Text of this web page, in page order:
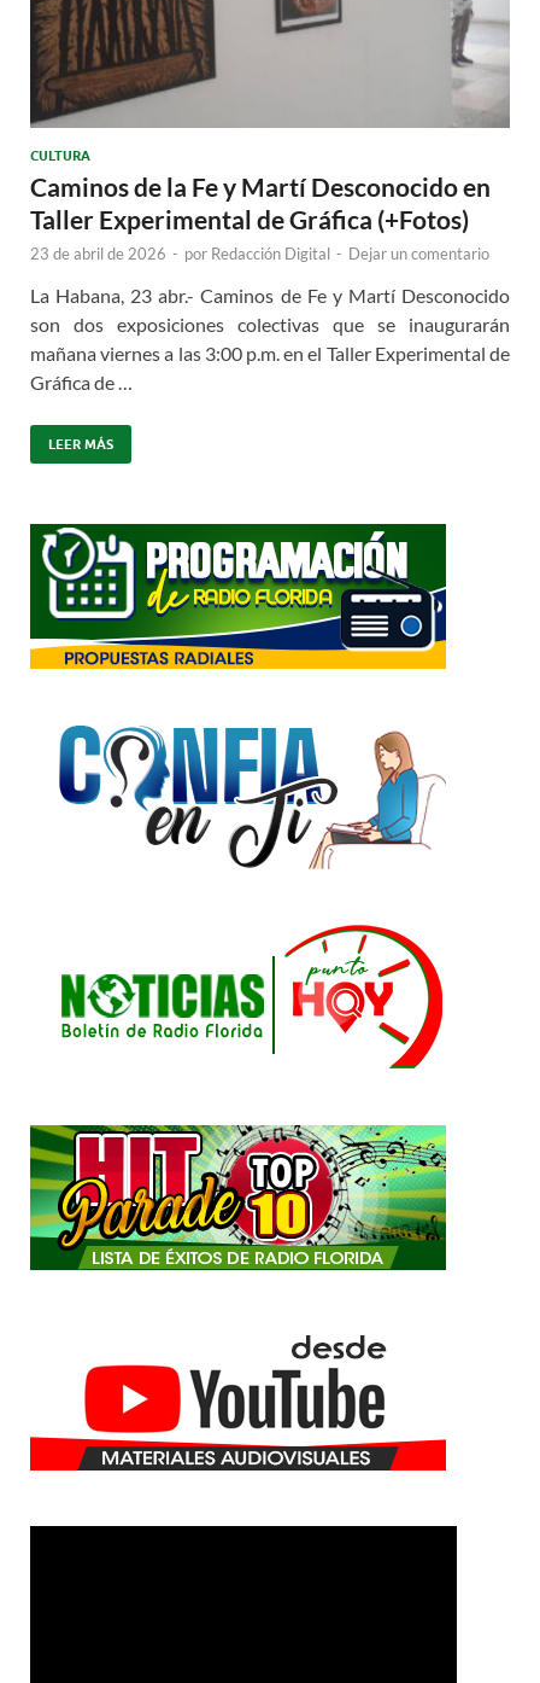
CULTURA
Caminos de la Fe y Martí Desconocido en
Taller Experimental de Gráfica (+Fotos)
23 de abril de 2026 - por Redacción Digital - Dejar un comentario
La Habana, 23 abr.- Caminos de Fe y Martí Desconocido
son dos exposiciones colectivas que se inaugurarán
mañana viernes a las 3:00 p.m. en el Taller Experimental de
Gráfica de …
LEER MÁS